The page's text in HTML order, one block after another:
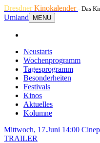
DresdnerKinokalender - Das
Umland
MENU
Neustarts
Wochenprogramm
Tagesprogramm
Besonderheiten
Festivals
Kinos
Aktuelles
Kolumne
Mittwoch, 17.Juni 14:00
TRAILER